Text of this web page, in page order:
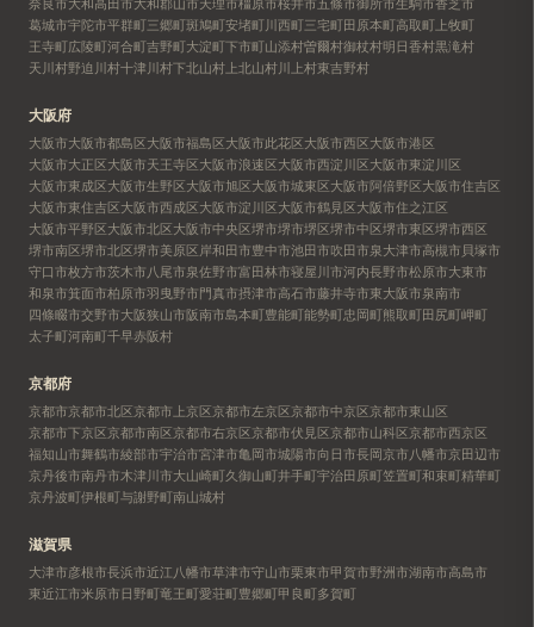
葛城市宇陀市平群町三郷町斑鳩町安堵町川西町三宅町田原本町高取町 上牧町
王寺町広陵町河合町吉野町大淀町下市町山添村曽爾村御杖村明日香村黒滝村
天川村野迫川村十津川村下北山村 上北山村川上村東吉野村
大阪府
大阪市大阪市都島区大阪市福島区大阪市此花区大阪市西区大阪市港区
大阪市大正区大阪市天王寺区大阪市浪速区大阪市西淀川区大阪市東淀川区
大阪市東成区大阪市生野区大阪市旭区大阪市城東区大阪市阿倍野区大阪市住吉区
大阪市東住吉区大阪市西成区大阪市淀川区大阪市鶴見区大阪市住之江区
大阪市平野区大阪市北区大阪市中央区堺市堺市堺区堺市中区堺市東区堺市西区
堺市南区堺市北区堺市美原区岸和田市豊中市池田市吹田市泉大津市高槻市 貝塚市
守口市枚方市茨木市八尾市泉佐野市富田林市寝屋川市河内長野市松原市大東市
和泉市箕面市柏原市羽曳野市門真市摂津市高石市藤井寺市東大阪市泉南市
四條畷市交野市大阪狭山市阪南市島本町豊能町能勢町忠岡町熊取町田尻町岬町
太子町河南町千早赤阪村
京都府
京都市京都市北区京都市上京区京都市左京区京都市中京区京都市東山区
京都市下京区京都市南区京都市右京区京都市伏見区京都市山科区京都市西京区
福知山市舞鶴市綾部市宇治市宮津市亀岡市城陽市向日市長岡京市八幡市京田辺市
京丹後市南丹市木津川市大山崎町久御山町井手町宇治田原町笠置町和束町精華町
京丹波町伊根町与謝野町南山城村
滋賀県
大津市彦根市長浜市近江八幡市草津市守山市栗東市甲賀市野洲市湖南市高島市
東近江市米原市日野町竜王町愛荘町豊郷町甲良町多賀町